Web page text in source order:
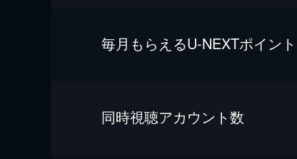
毎⽉もらえるU-NEXTポイント
同時視聴アカウント数